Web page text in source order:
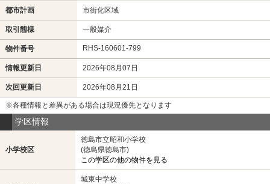
都市計画 市街化区域
取引態様 一般媒介
物件番号 RHS-160601-799
情報更新日 2026年08月07日
次回更新日 2026年08月21日
※各種情報と差異がある場合は現況優先となります
学区情報
小学校区
徳島市立昭和小学校
(徳島県徳島市)
この学区の他の物件を見る
城東中学校